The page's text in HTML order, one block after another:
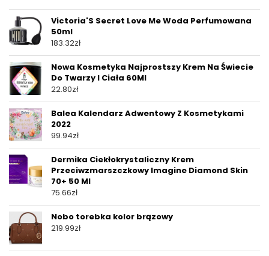
Victoria'S Secret Love Me Woda Perfumowana
50ml
183.32zł
Nowa Kosmetyka Najprostszy Krem Na Świecie
Do Twarzy I Ciała 60Ml
22.80zł
Balea Kalendarz Adwentowy Z Kosmetykami
2022
99.94zł
Dermika Ciekłokrystaliczny Krem ​​
Przeciwzmarszczkowy Imagine Diamond Skin
70+ 50 Ml
75.66zł
Nobo torebka kolor brązowy
219.99zł